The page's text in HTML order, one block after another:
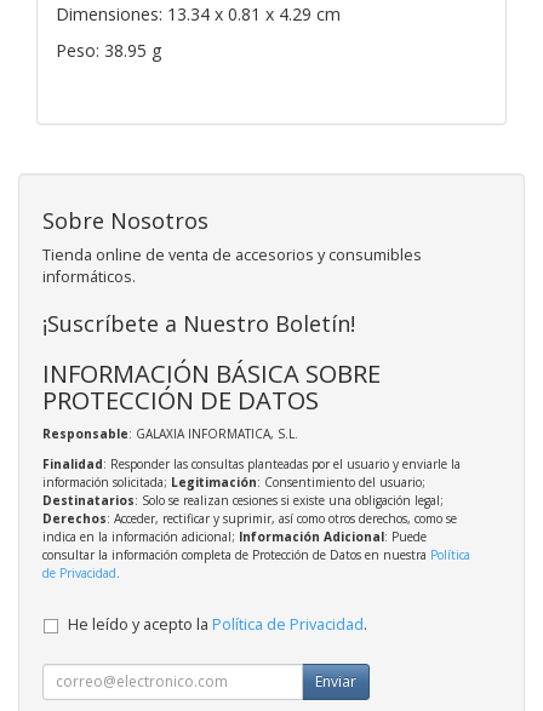
Dimensiones: 13.34 x 0.81 x 4.29 cm
Peso: 38.95 g
Sobre Nosotros
Tienda online de venta de accesorios y consumibles
informáticos.
¡Suscríbete a Nuestro Boletín!
INFORMACIÓN BÁSICA SOBRE
PROTECCIÓN DE DATOS
Responsable: GALAXIA INFORMATICA, S.L.
Finalidad: Responder las consultas planteadas por el usuario y enviarle la
información solicitada; Legitimación: Consentimiento del usuario;
Destinatarios: Solo se realizan cesiones si existe una obligación legal;
Derechos: Acceder, rectificar y suprimir, así como otros derechos, como se
indica en la información adicional; Información Adicional: Puede
consultar la información completa de Protección de Datos en nuestra Política
de Privacidad
He leído y acepto la Política de Privacidad.
Enviar